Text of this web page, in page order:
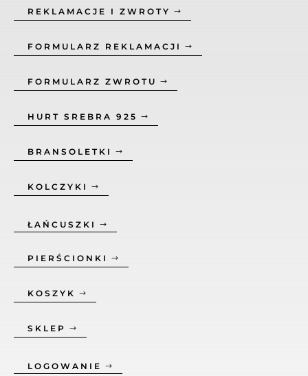
REKLAMACJE I ZWROTY
FORMULARZ REKLAMACJI
FORMULARZ ZWROTU
HURT SREBRA 925
BRANSOLETKI
KOLCZYKI
ŁAŃCUSZKI
PIERŚCIONKI
KOSZYK
SKLEP
LOGOWANIE